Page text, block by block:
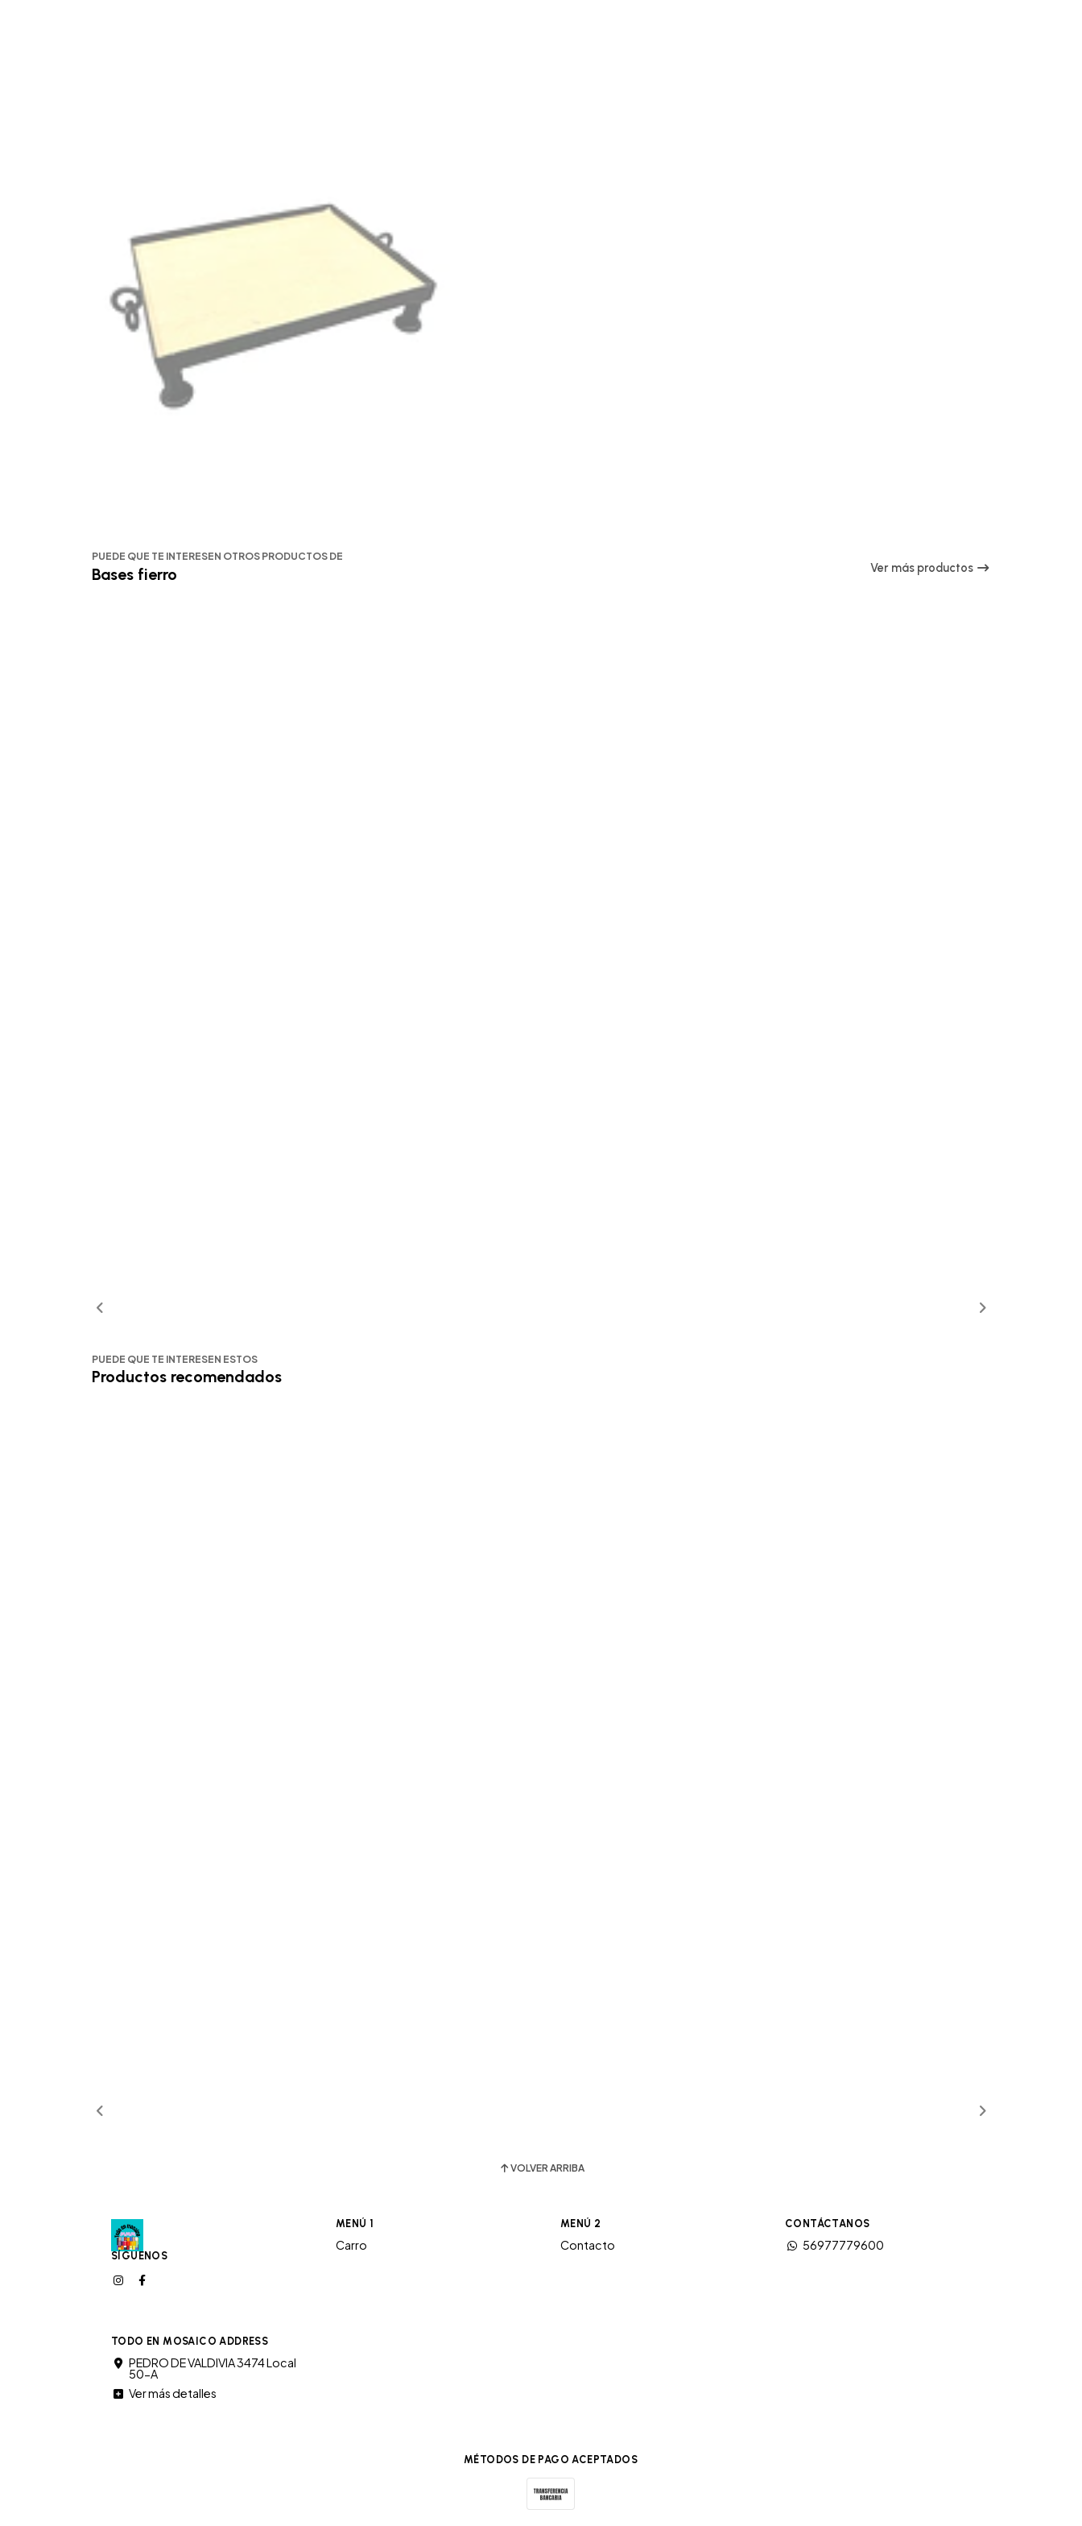
PUEDE QUE TE INTERESEN OTROS PRODUCTOS DE
Bases fierro Ver más productos
PUEDE QUE TE INTERESEN ESTOS
Productos recomendados
VOLVER ARRIBA
SÍGUENOS
MENÚ 1
Carro
MENÚ 2
Contacto
CONTÁCTANOS
56977779600
TODO EN MOSAICO ADDRESS
PEDRO DE VALDIVIA 3474 Local
50-A
Ver más detalles
MÉTODOS DE PAGO ACEPTADOS